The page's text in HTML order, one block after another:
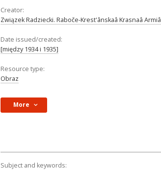
Creator:
Związek Radziecki. Raboče-Krest'ânskaâ Krasnaâ
Date issued/created:
[między 1934 i 1935]
Resource type:
Obraz
More
Subject and keywords: